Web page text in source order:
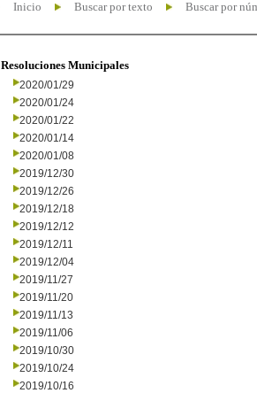
Inicio Buscar por texto Buscar por
Resoluciones Municipales
2020/01/29
2020/01/24
2020/01/22
2020/01/14
2020/01/08
2019/12/30
2019/12/26
2019/12/18
2019/12/12
2019/12/11
2019/12/04
2019/11/27
2019/11/20
2019/11/13
2019/11/06
2019/10/30
2019/10/24
2019/10/16